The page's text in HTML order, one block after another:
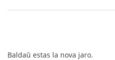
Baldaŭ estas la nova jaro.